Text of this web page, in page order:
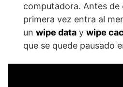
computadora. Antes
primera vez entra al
un wipe data y wipe
que se quede pausado